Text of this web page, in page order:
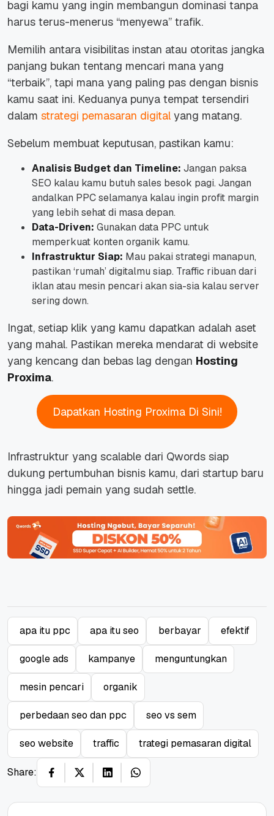
bagi kamu yang ingin membangun dominasi tanpa
harus terus-menerus “menyewa” trafik.
Memilih antara visibilitas instan atau otoritas jangka
panjang bukan tentang mencari mana yang
“terbaik”, tapi mana yang paling pas dengan bisnis
kamu saat ini. Keduanya punya tempat tersendiri
dalam strategi pemasaran digital yang matang.
Sebelum membuat keputusan, pastikan kamu:
Analisis Budget dan Timeline: Jangan paksa
SEO kalau kamu butuh sales besok pagi. Jangan
andalkan PPC selamanya kalau ingin profit margin
yang lebih sehat di masa depan.
Data-Driven: Gunakan data PPC untuk
memperkuat konten organik kamu.
Infrastruktur Siap: Mau pakai strategi manapun,
pastikan ‘rumah’ digitalmu siap. Traffic ribuan dari
iklan atau mesin pencari akan sia-sia kalau server
sering down.
Ingat, setiap klik yang kamu dapatkan adalah aset
yang mahal. Pastikan mereka mendarat di website
yang kencang dan bebas lag dengan Hosting
Proxima.
Dapatkan Hosting Proxima Di Sini!
Infrastruktur yang scalable dari Qwords siap
dukung pertumbuhan bisnis kamu, dari startup baru
hingga jadi pemain yang sudah settle.
apa itu ppc apa itu seo berbayar efektif
google ads kampanye menguntungkan
mesin pencari organik
perbedaan seo dan ppc seo vs sem
seo website traffic trategi pemasaran digital
Share: